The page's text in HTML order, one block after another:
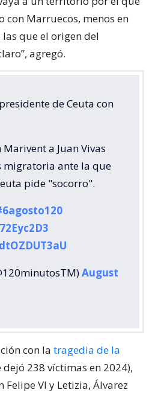
con Marruecos, menos en
que el origen del
agregó.
de Ceuta con
a Juan Vivas
migratoria ante la que
pide "socorro".
August
con la tragedia de la
dejó 238 víctimas en 2024),
VI y Letizia, Álvarez